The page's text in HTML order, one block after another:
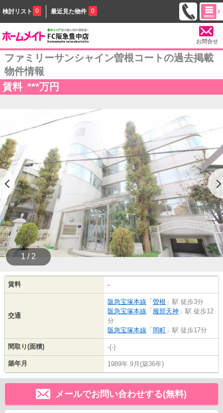
検討リスト 0 最近見た物件 0
お問合せ
ファミリーサンシャイン曽根コートの過去掲載
物件情報
賃料 ***万円
1 / 2
賃料 -
交通
阪急宝塚本線 「 曽根 」駅 徒歩3分
阪急宝塚本線 「 服部天神 」駅 徒歩12
分
阪急宝塚本線 「 岡町 」駅 徒歩17分
間取り(面積) -(-)
築年月 1989年 9月(築36年)
メールでお問い合わせする(無料)